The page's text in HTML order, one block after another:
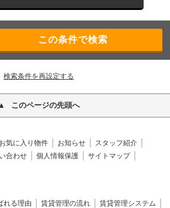
検索条件を再設定する
このページの先頭へ
お気に入り物件 お知らせ
スタッフ紹介
合わせ 個人情報保護
サイトマップ
れる理由 賃貸管理の流れ
賃貸管理システム